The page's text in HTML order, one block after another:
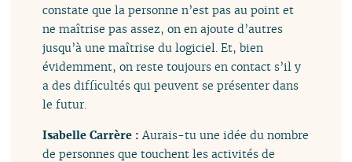
constate que la personne n’est pas au point et
ne maîtrise pas assez, on en ajoute d’autres
jusqu’à une maîtrise du logiciel. Et, bien
évidemment, on reste toujours en contact s’il y
a des difficultés qui peuvent se présenter dans
le futur.
Isabelle Carrère :Aurais-tu une idée du nombre
de personnes que touchent les activités de